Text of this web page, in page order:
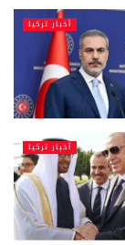
أخبار تركيا
أخبار تركيا